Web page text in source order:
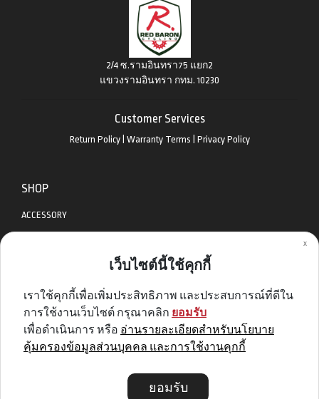
x
เว็บไซต์นี้ใช้คุกกี้
เราใช้คุกกี้เพื่อเพิ่มประสิทธิภาพ และประสบการณ์ที่ดีใน
การใช้งานเว็บไซต์ กรุณาคลิก ยอมรับ
เพื่อดำเนินการ หรือ อ่านรายละเอียดสำหรับนโยบาย
คุ้มครองข้อมูลส่วนบุคคล และการใช้งานคุกกี้
ยอมรับ
2/4 ซ.รามอินทรา75 แยก2
แขวงรามอินทรา กทม. 10230
Customer Services
Return Policy| Warranty Terms Privacy Policy
SHOP
ACCESSORY
DIABLO BIKE
GET SPECIAL DEAL & OFFERS
Sign me up